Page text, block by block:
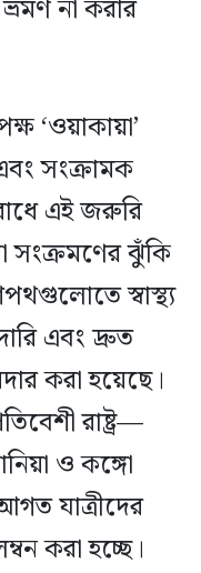
না করার
‘ওয়াকায়া’
সংক্রামক
এই জরুরি
সংক্রমণের ঝুঁকি
স্বাস্থ্য
এবং দ্রুত
করা হয়েছে।
রাষ্ট্র—
ও কঙ্গো
যাত্রীদের
করা হচ্ছে।